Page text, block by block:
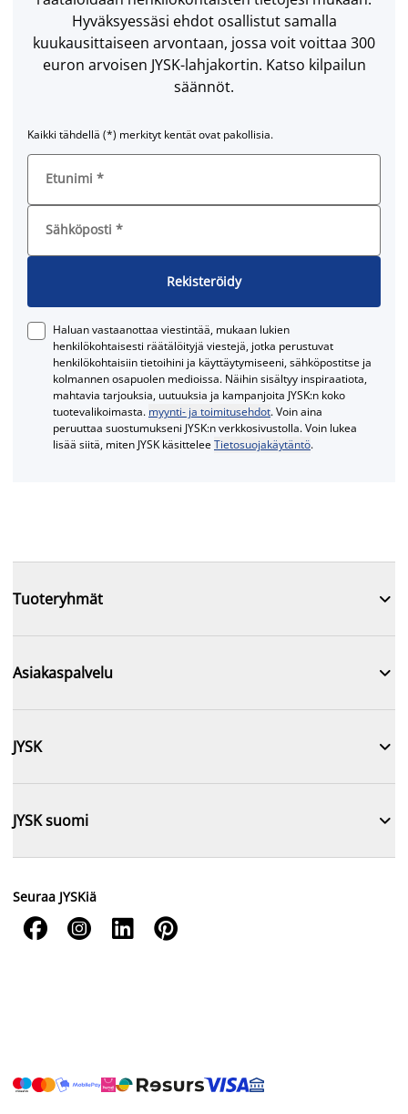
Hyväksyessäsi ehdot osallistut samalla
kuukausittaiseen arvontaan, jossa voit voittaa 300
euron arvoisen JYSK-lahjakortin. Katso kilpailun
säännöt.
Kaikki tähdellä (*) merkityt kentät ovat pakollisia.
Etunimi *
Sähköposti *
Rekisteröidy
Haluan vastaanottaa viestintää, mukaan lukien
henkilökohtaisesti räätälöityjä viestejä, jotka perustuvat
henkilökohtaisiin tietoihini ja käyttäytymiseeni, sähköpostitse ja
kolmannen osapuolen medioissa. Näihin sisältyy inspiraatiota,
mahtavia tarjouksia, uutuuksia ja kampanjoita JYSK:n koko
tuotevalikoimasta. myynti- ja toimitusehdot. Voin aina
peruuttaa suostumukseni JYSK:n verkkosivustolla. Voin lukea
lisää siitä, miten JYSK käsitteleeTietosuojakäytäntö.
Tuoteryhmät 
Asiakaspalvelu 
JYSK 
JYSK suomi 
Seuraa JYSKiä
   